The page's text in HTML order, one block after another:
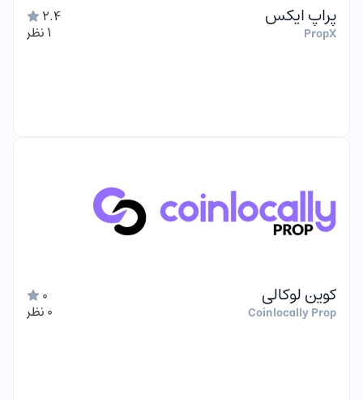
پراپ ایکس
PropX
2.4
1 نظر
کوین لوکالی
Coinlocally Prop
0
0 نظر